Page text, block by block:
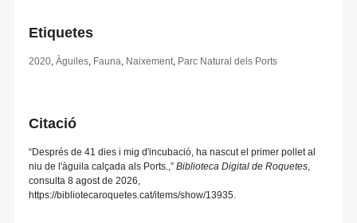
Etiquetes
2020 Àguiles Fauna Naixement Parc Natural dels Ports
Citació
“Després de 41 dies i mig d'incubació, ha nascut el primer pollet al
niu de l'àguila calçada als Ports.,” Biblioteca Digital de Roquetes
consulta 8 agost de 2026,
https://bibliotecaroquetes.cat/items/show/13935